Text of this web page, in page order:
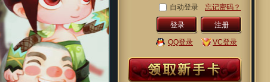
自动登录 忘记密码？
注册
QQ登录 VC登录